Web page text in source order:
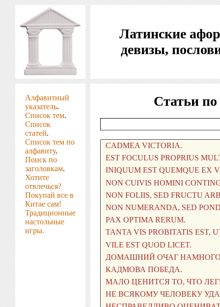
Латинские
девизы,
Алфавитный
указатель.
Список тем.
Список
статей.
Список тем по
алфавиту.
Поиск по
заголовкам.
Хотите
отвлечься?
Покупай все в
Китае сам!
Традиционные
настольные
игры.
Статьи